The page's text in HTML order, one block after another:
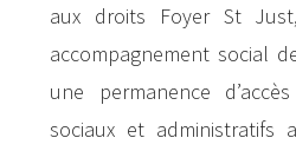
aux droits Foyer St
accompagnement social
une permanence
sociaux et administratifs